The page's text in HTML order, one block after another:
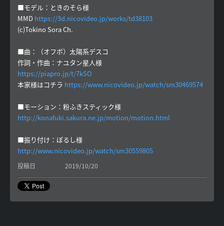
■モデル：ときのそら様
MMD https://3d.nicovideo.jp/works/td38103
(c)Tokino Sora Ch.
■曲：（オフボ）太陽系デスコ
作詞・作曲：ナユタン星人様
https://piapro.jp/t/7kSO
本家様はコチラ https://www.nicovideo.jp/watch/sm30469574
■モーション：粉ふきスティック様
http://konafuki.sakura.ne.jp/motion/motion.html
■振り付け：ぽるし様
http://www.nicovideo.jp/watch/sm30559805
投稿日 2019/10/20